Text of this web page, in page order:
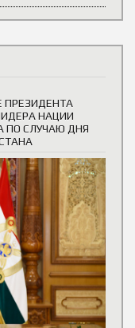
ПРЕЗИДЕНТА
НАЦИИ
ПО СЛУЧАЮ ДНЯ